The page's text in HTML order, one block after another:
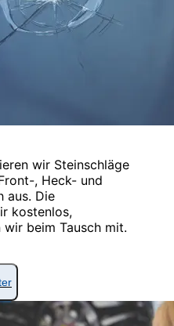
wir Steinschläge
, Heck- und
aus. Die
kostenlos,
beim Tausch mit.